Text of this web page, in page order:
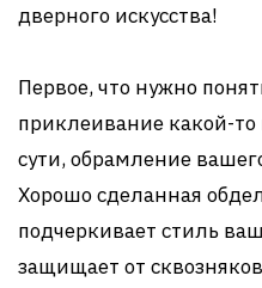
дверного искусства!
Первое, что нужно
приклеивание какой-
сути, обрамление
Хорошо сделанная
подчеркивает стиль
защищает от